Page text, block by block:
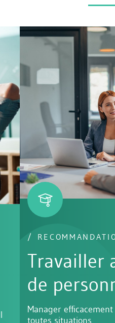
RECOMMANDATION
Travailler
de
Manager efficacement et
toutes situations